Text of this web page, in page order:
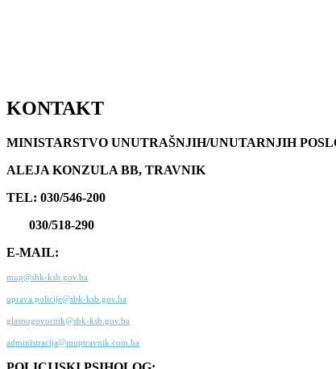
KONTAKT
MINISTARSTVO UNUTRAŠNJIH/UNUTARNJIH
ALEJA KONZULA BB, TRAVNIK
TEL: 030/546-200
030/518-290
E-MAIL:
mup@sbk-ksb.gov.ba
uprava.policije@sbk-ksb.gov.ba
glasnogovornik@sbk-ksb.gov.ba
administracija@muptravnik.com.ba